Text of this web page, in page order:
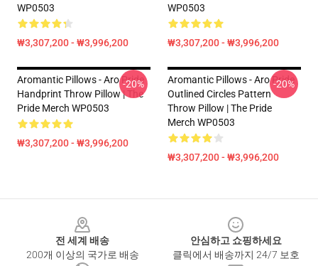
WP0503
₩3,307,200 - ₩3,996,200
WP0503
₩3,307,200 - ₩3,996,200
Aromantic Pillows - Aro Pride
Handprint Throw Pillow | The
Pride Merch WP0503
₩3,307,200 - ₩3,996,200
-20%
Aromantic Pillows - Aro Pride
Outlined Circles Pattern
Throw Pillow | The Pride
Merch WP0503
₩3,307,200 - ₩3,996,200
-20%
전 세계 배송
200개 이상의 국가로 배송
안심하고 쇼핑하세요
클릭에서 배송까지 24/7 보호